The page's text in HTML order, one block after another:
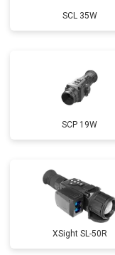
SCL 35W
SCP 19W
XSight SL-50R